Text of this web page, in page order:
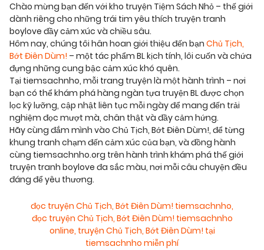
Chào mừng bạn đến với kho truyện Tiệm Sách Nhỏ – thế giới
dành riêng cho những trái tim yêu thích truyện tranh
boylove đầy cảm xúc và chiều sâu.
Hôm nay, chúng tôi hân hoan giới thiệu đến bạn Chủ Tịch,
Bớt Điên Dùm! – một tác phẩm BL kịch tính, lôi cuốn và chứa
đựng những cung bậc cảm xúc khó quên.
Tại tiemsachnho, mỗi trang truyện là một hành trình – nơi
bạn có thể khám phá hàng ngàn tựa truyện BL được chọn
lọc kỹ lưỡng, cập nhật liên tục mỗi ngày để mang đến trải
nghiệm đọc mượt mà, chân thật và đầy cảm hứng.
Hãy cùng đắm mình vào Chủ Tịch, Bớt Điên Dùm!, để từng
khung tranh chạm đến cảm xúc của bạn, và đồng hành
cùng tiemsachnho.org trên hành trình khám phá thế giới
truyện tranh boylove đa sắc màu, nơi mỗi câu chuyện đều
đáng để yêu thương.
đọc truyện Chủ Tịch, Bớt Điên Dùm! tiemsachnho,
đọc truyện Chủ Tịch, Bớt Điên Dùm! tiemsachnho
online, truyện Chủ Tịch, Bớt Điên Dùm! tại
tiemsachnho miễn phí